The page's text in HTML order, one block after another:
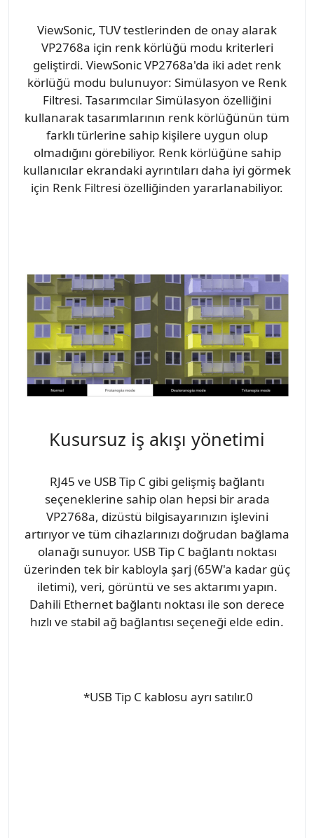
ViewSonic, TUV testlerinden de onay alarak
VP2768a için renk körlüğü modu kriterleri
geliştirdi. ViewSonic VP2768a'da iki adet renk
körlüğü modu bulunuyor: Simülasyon ve Renk
Filtresi. Tasarımcılar Simülasyon özelliğini
kullanarak tasarımlarının renk körlüğünün tüm
farklı türlerine sahip kişilere uygun olup
olmadığını görebiliyor. Renk körlüğüne sahip
kullanıcılar ekrandaki ayrıntıları daha iyi görmek
için Renk Filtresi özelliğinden yararlanabiliyor.
Kusursuz iş akışı yönetimi
RJ45 ve USB Tip C gibi gelişmiş bağlantı
seçeneklerine sahip olan hepsi bir arada
VP2768a, dizüstü bilgisayarınızın işlevini
artırıyor ve tüm cihazlarınızı doğrudan bağlama
olanağı sunuyor. USB Tip C bağlantı noktası
üzerinden tek bir kabloyla şarj (65W'a kadar güç
iletimi), veri, görüntü ve ses aktarımı yapın.
Dahili Ethernet bağlantı noktası ile son derece
hızlı ve stabil ağ bağlantısı seçeneği elde edin.
*USB Tip C kablosu ayrı satılır.0